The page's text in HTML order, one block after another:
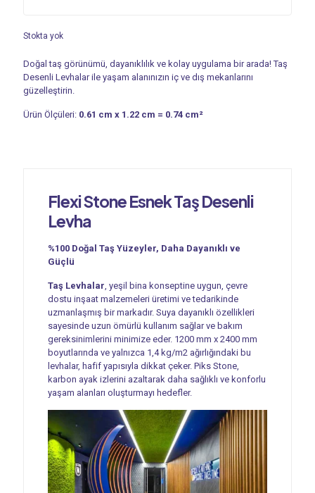
Stokta yok
Doğal taş görünümü, dayanıklılık ve kolay uygulama bir arada! Taş
Desenli Levhalar ile yaşam alanınızın iç ve dış mekanlarını
güzelleştirin.
Ürün Ölçüleri: 0.61 cm x 1.22 cm = 0.74 cm²
Flexi Stone EsnekTaş Desenli
Levha
%100 Doğal Taş Yüzeyler, Daha Dayanıklı ve
Güçlü
Taş Levhalar , yeşil bina konseptine uygun, çevre
dostu inşaat malzemeleri üretimi ve tedarikinde
uzmanlaşmış bir markadır. Suya dayanıklı özellikleri
sayesinde uzun ömürlü kullanım sağlar ve bakım
gereksinimlerini minimize eder. 1200 mm x 2400 mm
boyutlarında ve yalnızca 1,4 kg/m2 ağırlığındaki bu
levhalar, hafif yapısıyla dikkat çeker. Piks Stone,
karbon ayak izlerini azaltarak daha sağlıklı ve konforlu
yaşam alanları oluşturmayı hedefler.